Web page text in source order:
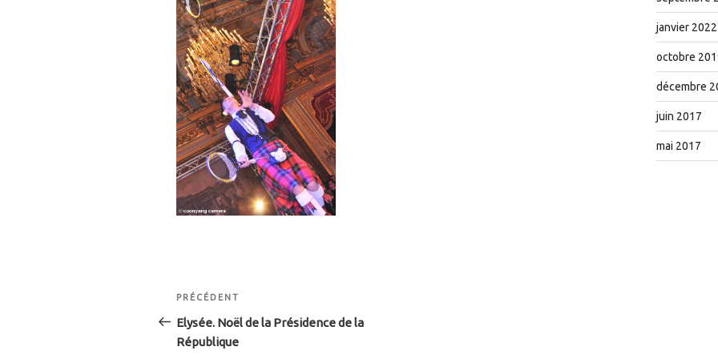
Navigation
de
l’article
Article
précédent
PRÉCÉDENT
Elysée. Noël de la Présidence de la
République
janvier 2022
octobre
décembre
juin 2017
mai 2017